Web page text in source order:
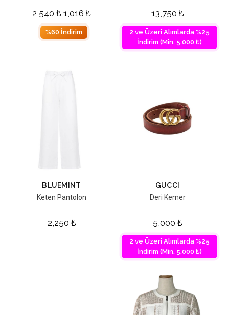
2,540₺ 1,016 ₺
%60 İndirim
13,750 ₺
2 ve Üzeri Alımlarda %25
İndirim (Min. 5,000 ₺)
BLUEMINT
Keten Pantolon
2,250 ₺
GUCCI
Deri Kemer
5,000 ₺
2 ve Üzeri Alımlarda %25
İndirim (Min. 5,000 ₺)